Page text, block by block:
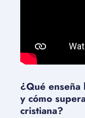
¿Qué
y cómo
cristiana?